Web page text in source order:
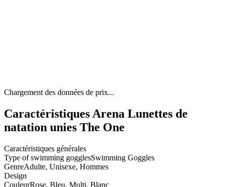
Chargement des données de prix...
Caractéristiques Arena Lunettes de
natation unies The One
Caractéristiques générales
Type of swimming gogglesSwimming Goggles
GenreAdulte, Unisexe, Hommes
Design
CouleurRose, Bleu, Multi, Blanc